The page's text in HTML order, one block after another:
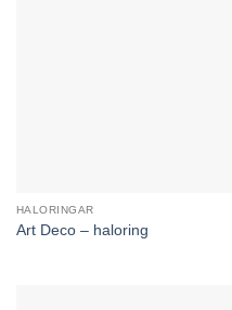
HALORINGAR
Art Deco – haloring